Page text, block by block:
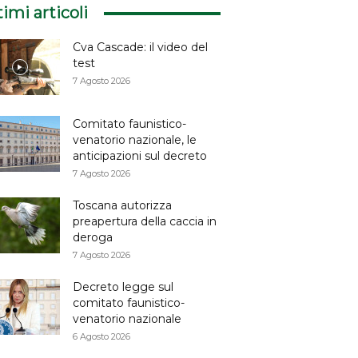
articoli
Cva Cascade: il video del
test
7 Agosto 2026
Comitato faunistico-
venatorio nazionale, le
anticipazioni sul decreto
7 Agosto 2026
Toscana autorizza
preapertura della caccia in
deroga
7 Agosto 2026
Decreto legge sul
comitato faunistico-
venatorio nazionale
6 Agosto 2026